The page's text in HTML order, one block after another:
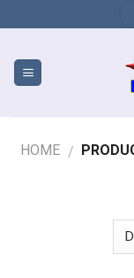
VỤ
WEB
HOME /